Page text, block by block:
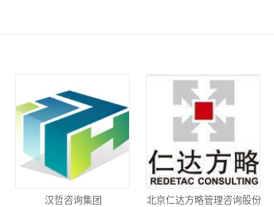
汉哲咨询集团 北京仁达方略管理咨询股份